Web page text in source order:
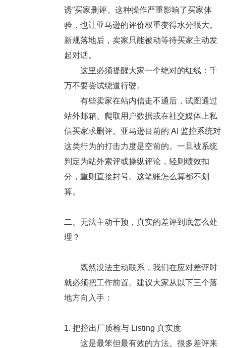
诱”买家删评。这种操作严重影响了买家体
验，也让亚马逊的评价权重变得水分很大。
新规落地后，卖家只能被动等待买家主动发
起对话。
这里必须提醒大家一个绝对的红线：千
万不要尝试绕道行驶。
有些卖家在站内信走不通后，试图通过
站外邮箱、爬取用户数据或在社交媒体上私
信买家求删评。亚马逊目前的 AI 监控系统对
这类行为的打击力度是空前的。一旦被系统
判定为站外索评或操纵评论，轻则绩效扣
分，重则直接封号。这笔账怎么算都不划
算。
二、无法主动干预，真实的差评到底怎么处
理？
既然没法主动联系，我们在应对差评时
就必须把工作前置。建议大家从以下三个落
地方向入手：
1. 把控出厂质检与 Listing 真实度
这是最笨但最有效的方法。很多差评来